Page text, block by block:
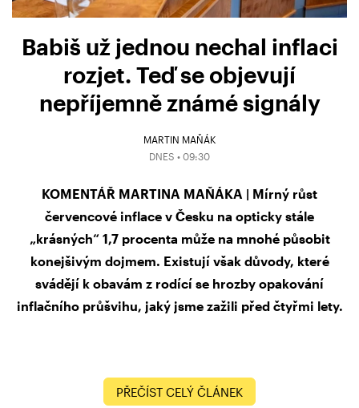
Babiš už jednou nechal inflaci
rozjet. Teď se objevují
nepříjemně známé signály
MARTIN MAŇÁK
DNES • 09:30
KOMENTÁŘ MARTINA MAŇÁKA | Mírný růst
červencové inflace v Česku na opticky stále
„krásných“ 1,7 procenta může na mnohé působit
konejšivým dojmem. Existují však důvody, které
svádějí k obavám z rodící se hrozby opakování
inflačního průšvihu, jaký jsme zažili před čtyřmi lety.
PŘEČÍST CELÝ ČLÁNEK